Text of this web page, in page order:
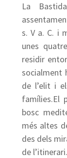
La
s. V a. C. i
unes
residir
socialment
de l’elit i
famílies.El
bosc
més altes
des dels
de